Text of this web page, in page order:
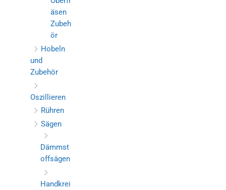
äsen
Zubeh
ör
Hobeln
und
Zubehör
Oszillieren
Rühren
Sägen
Dämmst
offsägen
Handkrei